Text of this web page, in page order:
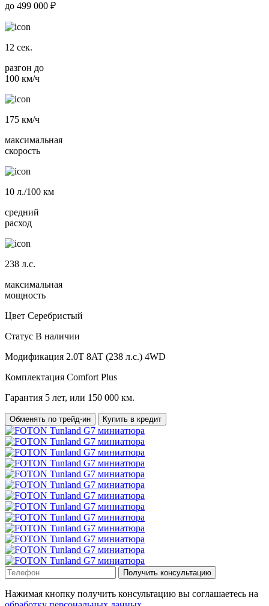
до 499 000 ₽
12 сек.
разгон до
100 км/ч
175 км/ч
максимальная
скорость
10 л./100 км
средний
расход
238 л.с.
максимальная
мощность
Цвет Серебристый
Статус В наличии
Модификация 2.0T 8AT (238 л.с.) 4WD
Комплектация Comfort Plus
Гарантия 5 лет, или 150 000 км.
Обменять по трейд-ин Купить в кредит
Получить консультацию
Нажимая кнопку получить консультацию вы соглашаетесь на